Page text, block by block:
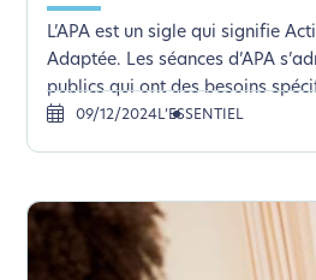
L’APA est un sigle qui signifie
Adaptée. Les séances d’APA
publics qui ont des besoins
09/12/2024L’ESSENTIEL